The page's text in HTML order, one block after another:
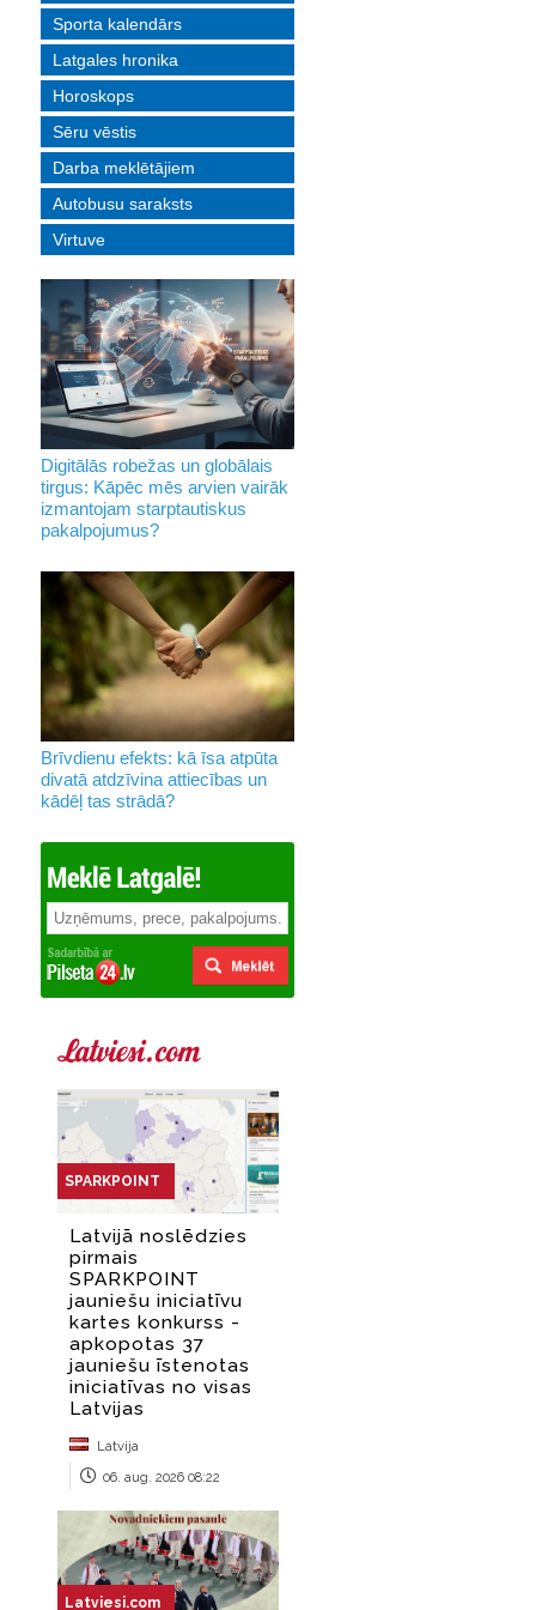
Sporta kalendārs
Latgales hronika
Horoskops
Sēru vēstis
Darba meklētājiem
Autobusu saraksts
Virtuve
Digitālās robežas un globālais
tirgus: Kāpēc mēs arvien vairāk
izmantojam starptautiskus
pakalpojumus?
Brīvdienu efekts: kā īsa atpūta
divatā atdzīvina attiecības un
kādēļ tas strādā?